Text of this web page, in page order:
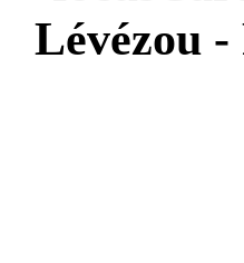
Lévézou -